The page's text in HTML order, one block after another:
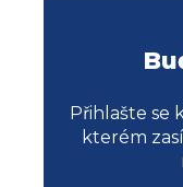
Přihlašte se
kterém